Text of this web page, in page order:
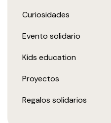
Curiosidades
Evento solidario
Kids education
Proyectos
Regalos solidarios